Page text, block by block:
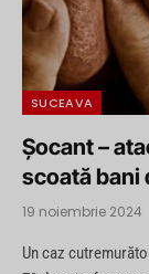
SUCEAVA
Șocant –
scoată bani
19 noiembrie 2024
Un caz